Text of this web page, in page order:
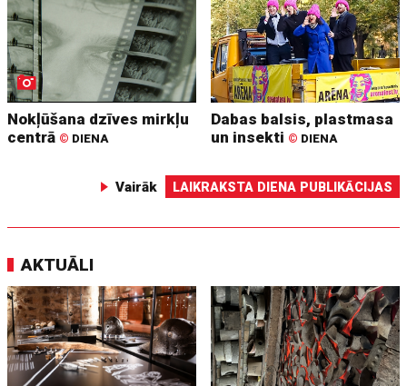
Nokļūšana dzīves mirkļu
centrā © DIENA
Dabas balsis, plastmasa
un insekti © DIENA
Vairāk LAIKRAKSTA DIENA PUBLIKĀCIJAS
AKTUĀLI